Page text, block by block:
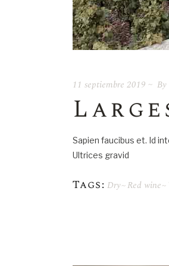
11 septiembre 2019 By
Sapien faucibus et. Id
Ultrices gravid
Tags: Dry Red wine